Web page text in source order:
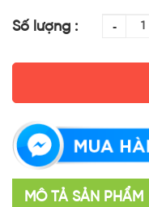
Số lượng : -
MÔ TẢ SẢN PHẨM